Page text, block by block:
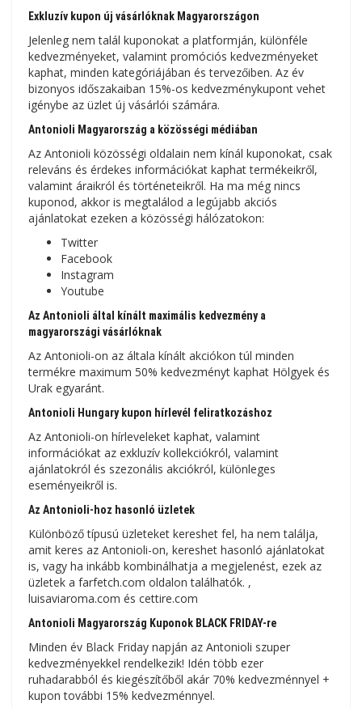
Exkluzív kupon új vásárlóknak Magyarországon
Jelenleg nem talál kuponokat a platformján, különféle
kedvezményeket, valamint promóciós kedvezményeket
kaphat, minden kategóriájában és tervezőiben. Az év
bizonyos időszakaiban 15%-os kedvezménykupont vehet
igénybe az üzlet új vásárlói számára.
Antonioli Magyarország a közösségi médiában
Az Antonioli közösségi oldalain nem kínál kuponokat, csak
releváns és érdekes információkat kaphat termékeikről,
valamint áraikról és történeteikről. Ha ma még nincs
kuponod, akkor is megtalálod a legújabb akciós
ajánlatokat ezeken a közösségi hálózatokon:
Twitter
Facebook
Instagram
Youtube
Az Antonioli által kínált maximális kedvezmény a
magyarországi vásárlóknak
Az Antonioli-on az általa kínált akciókon túl minden
termékre maximum 50% kedvezményt kaphat Hölgyek és
Urak egyaránt.
Antonioli Hungary kupon hírlevél feliratkozáshoz
Az Antonioli-on hírleveleket kaphat, valamint
információkat az exkluzív kollekciókról, valamint
ajánlatokról és szezonális akciókról, különleges
eseményeikről is.
Az Antonioli-hoz hasonló üzletek
Különböző típusú üzleteket kereshet fel, ha nem találja,
amit keres az Antonioli-on, kereshet hasonló ajánlatokat
is, vagy ha inkább kombinálhatja a megjelenést, ezek az
üzletek a farfetch.com oldalon találhatók. ,
luisaviaroma.com és cettire.com
Antonioli Magyarország Kuponok BLACK FRIDAY-re
Minden év Black Friday napján az Antonioli szuper
kedvezményekkel rendelkezik! Idén több ezer
ruhadarabból és kiegészítőből akár 70% kedvezménnyel +
kupon további 15% kedvezménnyel.